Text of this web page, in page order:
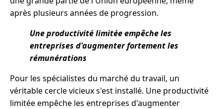
après plusieurs années de progression.
Une productivité limitée empêche les
entreprises d'augmenter fortement les
rémunérations
Pour les spécialistes du marché du travail, un
véritable cercle vicieux s'est installé. Une productivité
limitée empêche les entreprises d'augmenter